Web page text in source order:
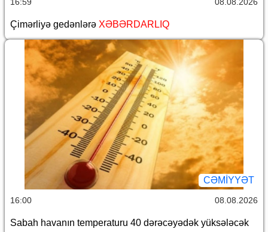
16:59 08.08.2026
Çimərliyə gedənlərə XƏBƏRDARLIQ
CƏMİYYƏT
16:00 08.08.2026
Sabah havanın temperaturu 40 dərəcəyədək yüksələcək